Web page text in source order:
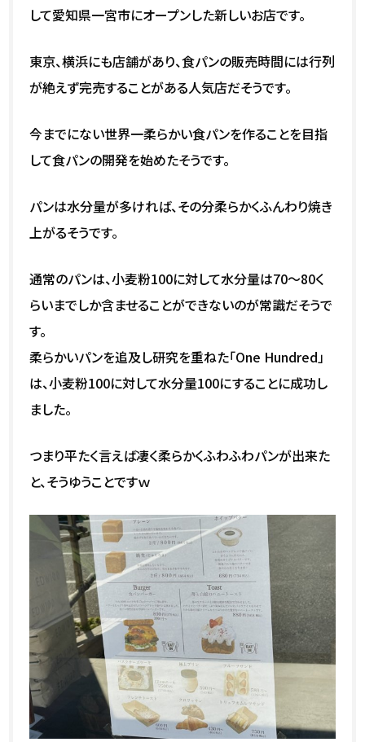
して愛知県一宮市にオープンした新しいお店です。
東京、横浜にも店舗があり、食パンの販売時間には行列
が絶えず完売することがある人気店だそうです。
今までにない世界一柔らかい食パンを作ることを目指
して食パンの開発を始めたそうです。
パンは水分量が多ければ、その分柔らかくふんわり焼き
上がるそうです。
通常のパンは、小麦粉100に対して水分量は70～80く
らいまでしか含ませることができないのが常識だそうで
す。
柔らかいパンを追及し研究を重ねた「One Hundred」
は、小麦粉100に対して水分量100にすることに成功し
ました。
つまり平たく言えば凄く柔らかくふわふわパンが出来た
と、そうゆうことですｗ